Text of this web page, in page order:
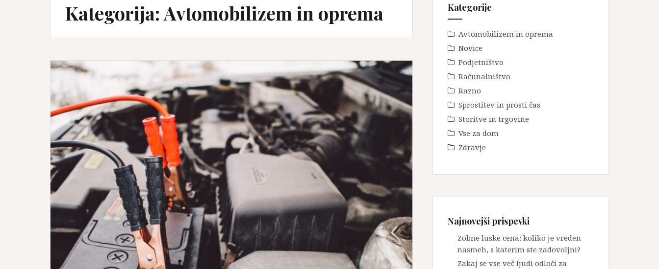
Kategorija:Avtomobilizem in oprema Kategorije
Avtomobilizem in oprema
Novice
Podjetništvo
Računalništvo
Razno
Sprostitev in prosti čas
Storitve in trgovine
Vse za dom
Zdravje
Najnovejši prispevki
Zobne luske cena: koliko je vreden
nasmeh, s katerim ste zadovoljni?
Zakaj se vse več ljudi odloči za